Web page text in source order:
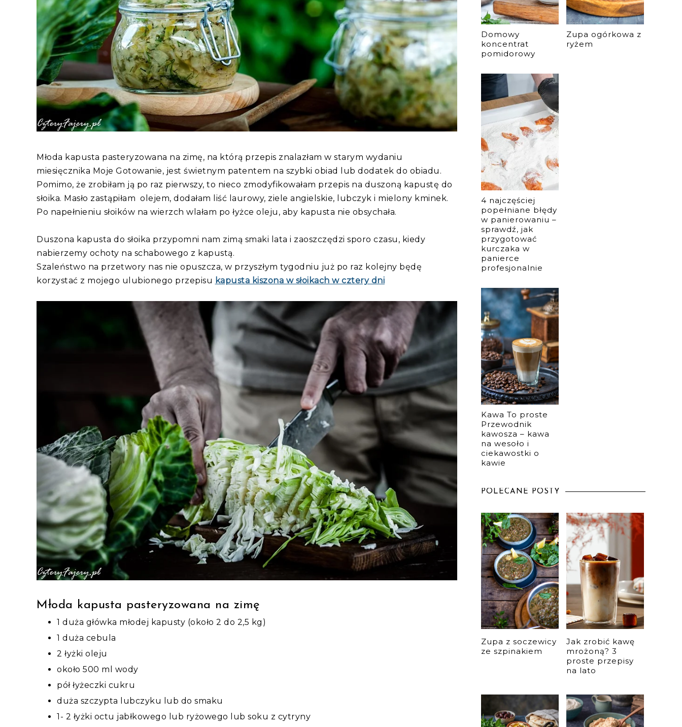
Młoda kapusta pasteryzowana na zimę, na którą przepis znalazłam w starym wydaniu
miesięcznika Moje Gotowanie, jest świetnym patentem na szybki obiad lub dodatek do obiadu.
Pomimo, że zrobiłam ją po raz pierwszy, to nieco zmodyfikowałam przepis na duszoną kapustę do
słoika. Masło zastąpiłam olejem, dodałam liść laurowy, ziele angielskie, lubczyk i mielony kminek.
Po napełnieniu słoików na wierzch wlałam po łyżce oleju, aby kapusta nie obsychała.
Duszona kapusta do słoika przypomni nam zimą smaki lata i zaoszczędzi sporo czasu, kiedy
nabierzemy ochoty na schabowego z kapustą.
Szaleństwo na przetwory nas nie opuszcza, w przyszłym tygodniu już po raz kolejny będę
korzystać z mojego ulubionego przepisu kapusta kiszona w słoikach w cztery dni
Młoda kapusta pasteryzowana na zimę
1 duża główka młodej kapusty (około 2 do 2,5 kg)
1 duża cebula
2 łyżki oleju
około 500 ml wody
pół łyżeczki cukru
duża szczypta lubczyku lub do smaku
1- 2 łyżki octu jabłkowego lub ryżowego lub soku z cytryny
Domowy
koncentrat
pomidorowy
Zupa ogórkowa z
ryżem
4 najczęściej
popełniane błędy
w panierowaniu –
sprawdź, jak
przygotować
kurczaka w
panierce
profesjonalnie
Kawa To proste
Przewodnik
kawosza – kawa
na wesoło i
ciekawostki o
kawie
POLECANE POSTY
Zupa z soczewicy
ze szpinakiem
Jak zrobić kawę
mrożoną? 3
proste przepisy
na lato